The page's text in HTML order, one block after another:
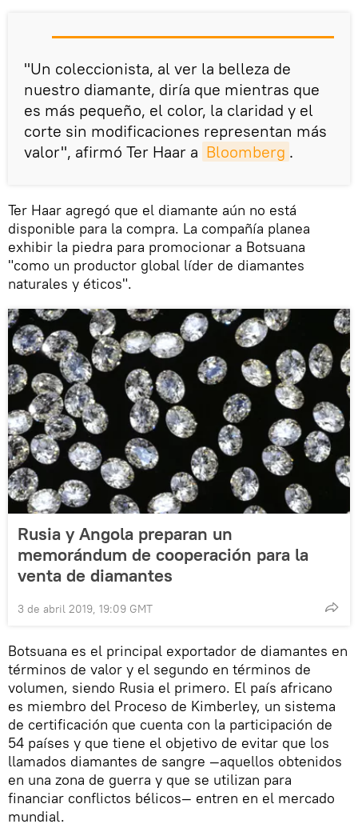
"Un coleccionista, al ver la belleza de
nuestro diamante, diría que mientras que
es más pequeño, el color, la claridad y el
corte sin modificaciones representan más
valor", afirmó Ter Haar a Bloomberg .
Ter Haar agregó que el diamante aún no está
disponible para la compra. La compañía planea
exhibir la piedra para promocionar a Botsuana
"como un productor global líder de diamantes
naturales y éticos".
Rusia y Angola preparan un
memorándum de cooperación para la
venta de diamantes
3 de abril 2019, 19:09 GMT
Botsuana es el principal exportador de diamantes en
términos de valor y el segundo en términos de
volumen, siendo Rusia el primero. El país africano
es miembro del Proceso de Kimberley, un sistema
de certificación que cuenta con la participación de
54 países y que tiene el objetivo de evitar que los
llamados diamantes de sangre —aquellos obtenidos
en una zona de guerra y que se utilizan para
financiar conflictos bélicos— entren en el mercado
mundial.